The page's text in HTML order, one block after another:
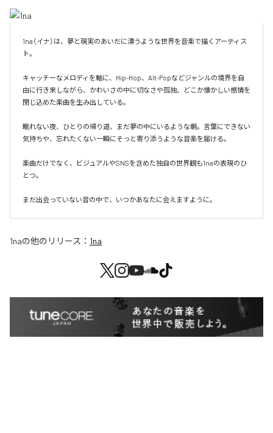
1na（イナ）は、夢と現実のあいだに漂うような世界を音楽で描くアーティス
ト。
キャッチーなメロディを軸に、Hip-Hop、Alt-Popなどジャンルの境界を自
由に行き来しながら、かわいさの中に切なさや孤独、どこか懐かしい感情を
閉じ込めた楽曲を生み出している。
眠れない夜、ひとりの帰り道、まだ夢の中にいるような朝。言葉にできない
気持ちや、忘れたくない一瞬にそっと寄り添うような音楽を届ける。
楽曲だけでなく、ビジュアルやSNSを含めた独自の世界観も1naの表現のひ
とつ。
まだ出会っていない音の中で、いつかあなたに会えますように。
1naの他のリリース： 1na